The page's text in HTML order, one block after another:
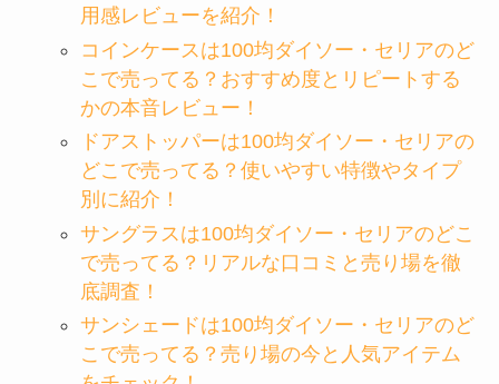
用感レビューを紹介！
コインケースは100均ダイソー・セリアのど
こで売ってる？おすすめ度とリピートする
かの本音レビュー！
ドアストッパーは100均ダイソー・セリアの
どこで売ってる？使いやすい特徴やタイプ
別に紹介！
サングラスは100均ダイソー・セリアのどこ
で売ってる？リアルな口コミと売り場を徹
底調査！
サンシェードは100均ダイソー・セリアのど
こで売ってる？売り場の今と人気アイテム